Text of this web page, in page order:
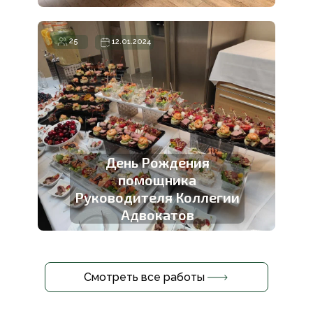
День Рождения
помощника
Руководителя Коллегии
Адвокатов
25 12.01.2024
Смотреть все работы